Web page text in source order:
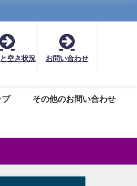
空き状況 お問い合わせ
プ その他のお問い合わせ